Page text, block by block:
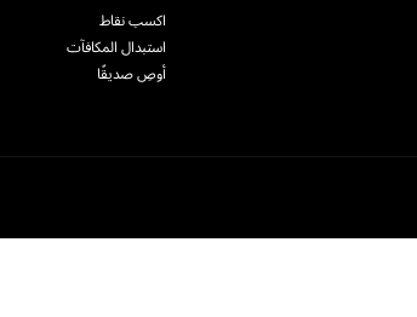
اكسب نقاط
استبدال المكافآت
أوصِ صديقًا